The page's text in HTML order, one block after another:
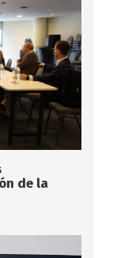
de la